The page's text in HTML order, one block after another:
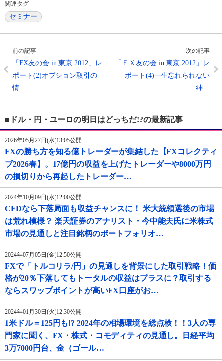
関連タグ
セミナー
前の記事
「FX友の会 in 東京 2012」レ
ポート(2)オプション取引の
情…
次の記事
「ＦＸ友の会 in 東京 2012」レ
ポート(4)一生忘れられない
紳…
■ドル・円・ユーロの明日はどっちだ!?の最新記事
2026年05月27日(水)13:05公開
FXの勝ち方を知る億トレーダーが集結した【FXコレクティ
ブ2026春】。17億円の収益を上げたトレーダーや8000万円
の損切りから再起したトレーダー…
2024年10月09日(水)12:00公開
CFDなら下落局面も収益チャンスに！ 米大統領選後の市場
は荒れ模様？ 楽天証券のアナリスト・今中能夫氏に米株式
市場の見通しと注目銘柄のポートフォリオ…
2024年07月05日(金)12:50公開
FXで「トルコリラ/円」の見通しを背景にした取引戦略！価
格が20％下落してもトータルの収益はプラスに？取引する
ならスワップポイントが高いFX口座がお…
2024年01月30日(火)12:30公開
1米ドル＝125円も!? 2024年の相場環境を総点検！！3人の専
門家に聞く、FX・株式・コモディティの見通し。日経平均
3万7000円台、金（ゴール…